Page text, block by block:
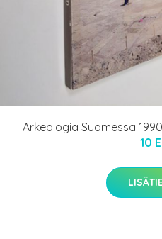
Arkeologia Suomessa
10